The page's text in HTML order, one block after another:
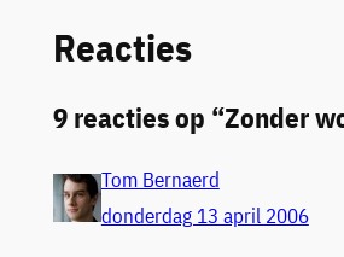
Reacties
9 reacties op “Zonder
Tom Bernaerd
donderdag 13 april 2006